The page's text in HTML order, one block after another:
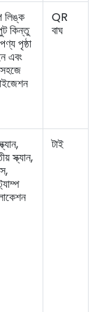
কিন্তু
পৃষ্ঠা
এবং
QR
বাঘ
স্ক্যান,
টাই